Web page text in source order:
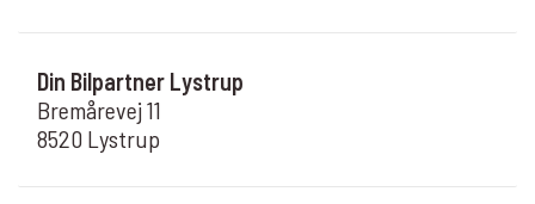
Din Bilpartner Lystrup
Bremårevej 11
8520 Lystrup